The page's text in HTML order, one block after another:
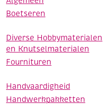
Boetseren
Diverse Hobbymaterialen
en Knutselmaterialen
Fournituren
Handvaardigheid
Handwerkpakketten